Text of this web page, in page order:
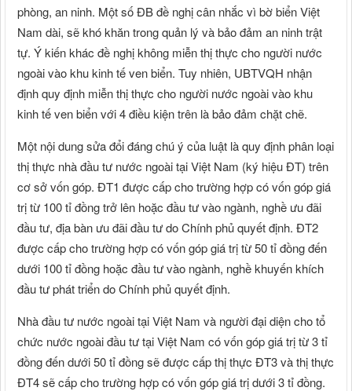
phòng, an ninh. Một số ĐB đề nghị cân nhắc vì bờ biển Việt
Nam dài, sẽ khó khăn trong quản lý và bảo đảm an ninh trật
tự. Ý kiến khác đề nghị không miễn thị thực cho người nước
ngoài vào khu kinh tế ven biển. Tuy nhiên, UBTVQH nhận
định quy định miễn thị thực cho người nước ngoài vào khu
kinh tế ven biển với 4 điều kiện trên là bảo đảm chặt chẽ.
Một nội dung sửa đổi đáng chú ý của luật là quy định phân loại
thị thực nhà đầu tư nước ngoài tại Việt Nam (ký hiệu ĐT) trên
cơ sở vốn góp. ĐT1 được cấp cho trường hợp có vốn góp giá
trị từ 100 tỉ đồng trở lên hoặc đầu tư vào ngành, nghề ưu đãi
đầu tư, địa bàn ưu đãi đầu tư do Chính phủ quyết định. ĐT2
được cấp cho trường hợp có vốn góp giá trị từ 50 tỉ đồng đến
dưới 100 tỉ đồng hoặc đầu tư vào ngành, nghề khuyến khích
đầu tư phát triển do Chính phủ quyết định.
Nhà đầu tư nước ngoài tại Việt Nam và người đại diện cho tổ
chức nước ngoài đầu tư tại Việt Nam có vốn góp giá trị từ 3 tỉ
đồng đến dưới 50 tỉ đồng sẽ được cấp thị thực ĐT3 và thị thực
ĐT4 sẽ cấp cho trường hợp có vốn góp giá trị dưới 3 tỉ đồng.